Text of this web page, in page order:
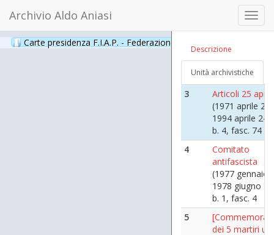
Archivio Aldo Aniasi
Carte presidenza F.I.A.P. - Federazione Italiana Associazioni
Descrizione
Unità archivistiche
b. 1, fasc. 10
Resistenza
(1960 aprile 25
1995
b. 4, fasc. 75
3
Articoli 25
(1971 aprile 23
1994 aprile 24)
b. 4, fasc. 74
4
Comitato
antifascista
(1977 gennaio
1978 giugno
b. 1, fasc. 4
5
dei 5 martiri